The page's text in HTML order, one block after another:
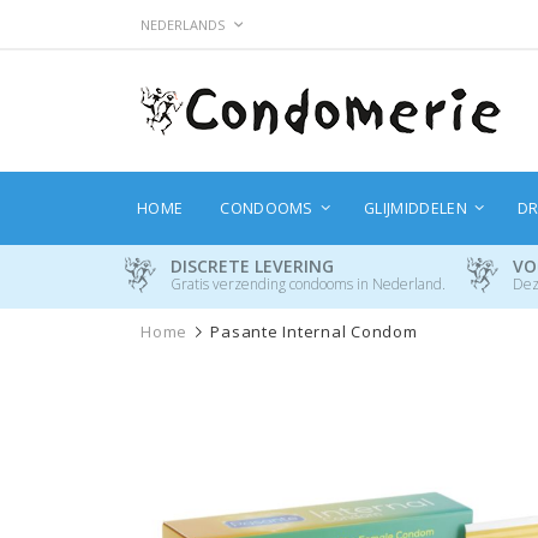
Ga
inhoud
TAAL
NEDERLANDS
HOME CONDOOMS GLIJMIDDELEN
DISCRETE LEVERING
Gratis verzending condooms in Nederland.
Home Pasante Internal Condom